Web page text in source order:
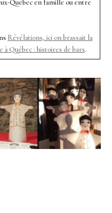
Québec en famille ou entre
Révélations, ici on brassait la
à Québec : histoires de bars.